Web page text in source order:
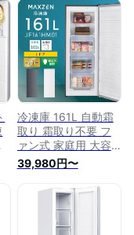
冷凍庫 161L 自動霜
取り 霜取り不要 フ
ァン式 家庭用 大容
量 右開き ノンフロ
ン フリーザー スト
ッカー 冷凍 スリム
冷凍食品 ストック
キッチン家電 ホワイ
ト MAXZEN マクス
39,980円〜